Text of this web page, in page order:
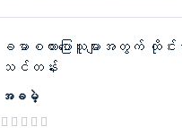
ခမာစကားပြောသူများအတွက် ထိုင်း
သင်တန်း
အခမဲ့